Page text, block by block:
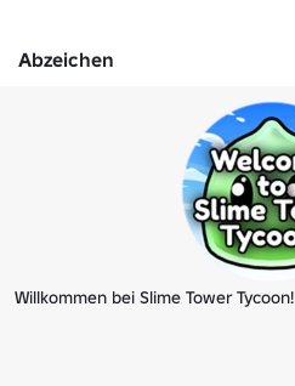
Abzeichen
Willkommen bei Slime Tower Tycoon!